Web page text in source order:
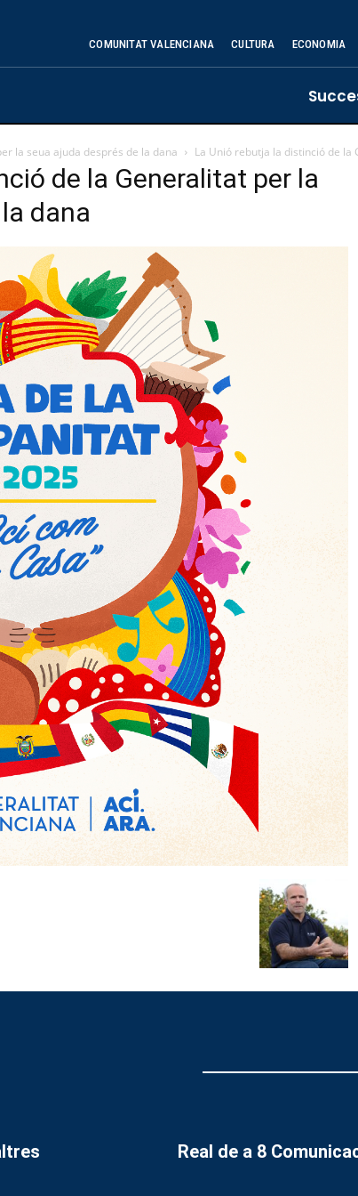
COMUNITAT VALENCIANA CULTURA ECONOMIA
la seua ajuda després de la dana La Unió rebutja la distinció de
de la Generalitat per la
dana
Real de a 8